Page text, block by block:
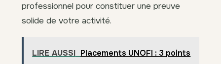
professionnel pour constituer une preuve
solide de votre activité.
LIRE AUSSI Placements UNOFI : 3 points